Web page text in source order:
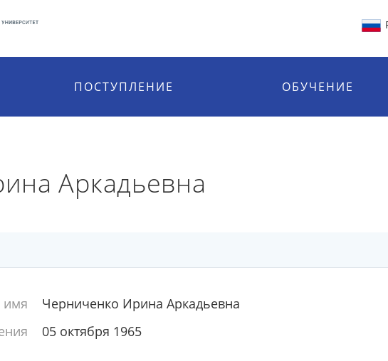
ПОСТУПЛЕНИЕ ОБУЧЕНИЕ
Аркадьевна
имя
Черниченко Ирина Аркадьевна
05 октября 1965